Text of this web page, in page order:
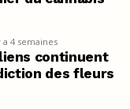
a 4 semaines
continuent
des fleurs